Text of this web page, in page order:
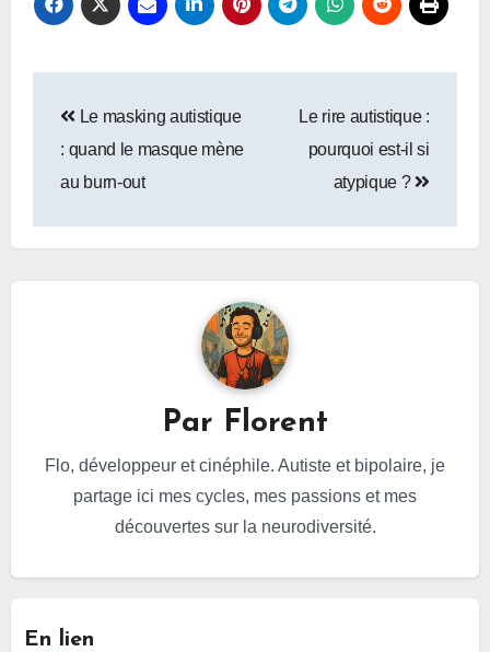
de
l’article
Le masking autistique
: quand le masque mène
au burn-out
Le rire autistique :
pourquoi est-il si
atypique ?
Par Florent
Flo, développeur et cinéphile. Autiste et bipolaire, je
partage ici mes cycles, mes passions et mes
découvertes sur la neurodiversité.
En lien